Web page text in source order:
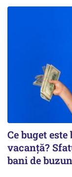
Ce buget
vacanță?
bani de